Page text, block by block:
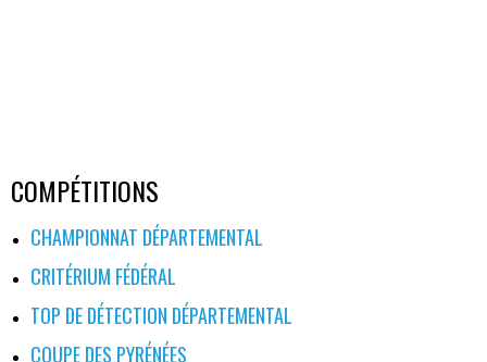
COMPÉTITIONS
CHAMPIONNAT DÉPARTEMENTAL
CRITÉRIUM FÉDÉRAL
TOP DE DÉTECTION DÉPARTEMENTAL
COUPE DES PYRÉNÉES